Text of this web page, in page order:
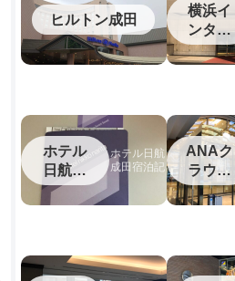
ヒルトン成田
横浜イ
ンター
コンチ
ネンタ
ホテル
日航成
田
ホテル日航
成田宿泊記
ANAク
ラウン
プラザ
松山